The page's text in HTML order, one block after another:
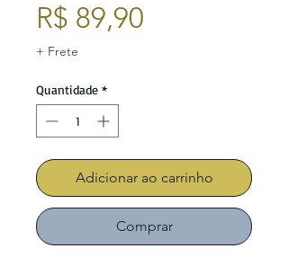
R$ 89,90
+ Frete
Quantidade *
Adicionar ao carrinho
Comprar